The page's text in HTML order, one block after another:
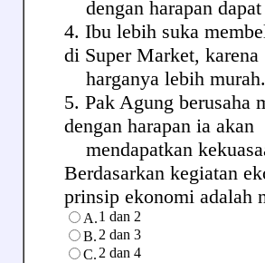
dengan harapan
4. Ibu lebih suka
di Super Market, karena
harganya lebih murah.
5. Pak Agung berusaha
dengan harapan ia akan
mendapatkan
Berdasarkan kegiatan
prinsip ekonomi adalah
A.1 dan 2
B. 2 dan 3
C. 2 dan 4